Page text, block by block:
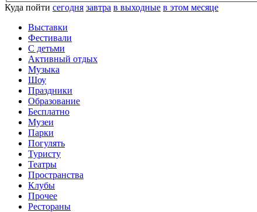
Куда пойти сегодня завтра в выходные в этом месяце
Выставки
Фестивали
С детьми
Активный отдых
Музыка
Шоу
Праздники
Образование
Бесплатно
Музеи
Парки
Погулять
Туристу
Театры
Пространства
Клубы
Прочее
Рестораны